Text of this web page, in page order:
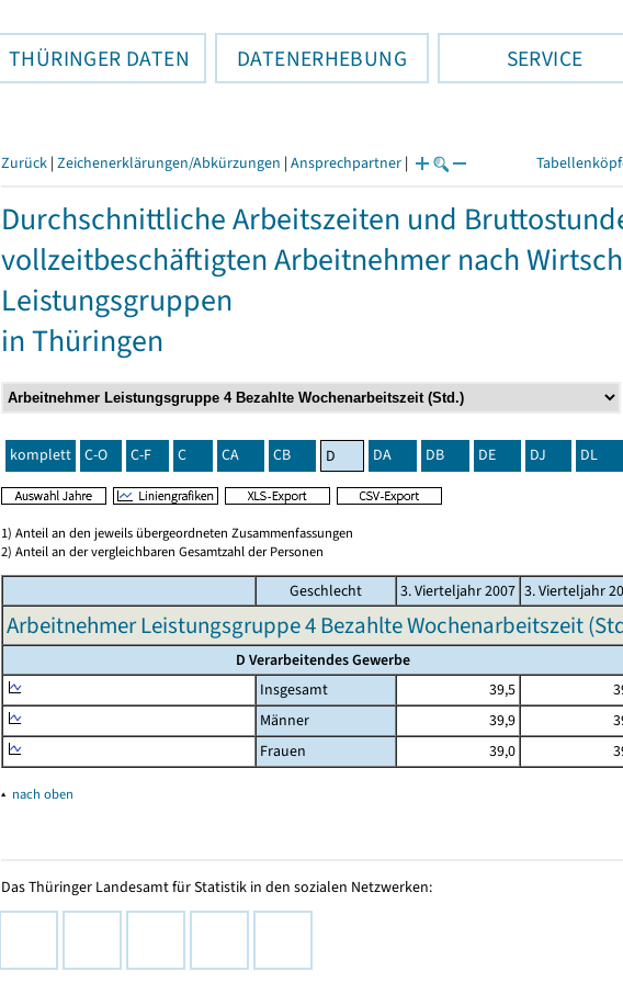
THÜRINGER DATEN DATENERHEBUNG SERVICE
Zurück | Zeichenerklärungen/Abkürzungen | Ansprechpartner |
Durchschnittliche Arbeitszeiten und
vollzeitbeschäftigten Arbeitnehmer nach
Leistungsgruppen
in Thüringen
komplett C-O C-F C CA CB D DA DB DE DJ DL
1) Anteil an den jeweils übergeordneten Zusammenfassungen
2) Anteil an der vergleichbaren Gesamtzahl der Personen
Geschlecht 3. Vierteljahr 2007 3. Vierteljahr
Arbeitnehmer Leistungsgruppe 4 Bezahlte Wochenarbeitszeit
D Verarbeitendes Gewerbe
Insgesamt
39,5
Männer
39,9
Frauen
39,0
▴ nach oben
Das Thüringer Landesamt für Statistik in den sozialen Netzwerken: